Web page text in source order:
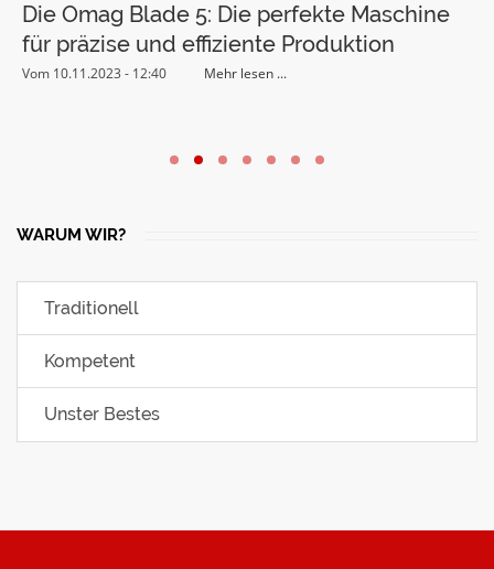
Die Omag Blade 5: Die perfekte Maschine
für präzise und effiziente Produktion
Vom 10.11.2023 - 12:40 Mehr lesen ...
WARUM WIR?
Traditionell
Kompetent
Unster Bestes